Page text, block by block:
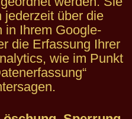
jederzeit über die
in Ihrem Google-
die Erfassung Ihrer
wie im Punkt